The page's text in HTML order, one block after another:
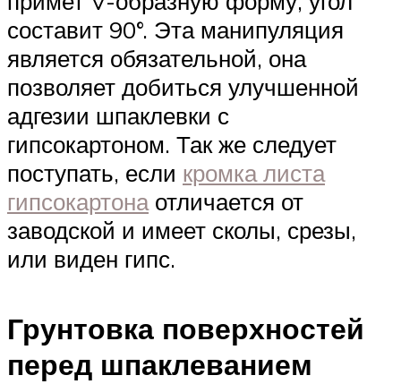
составит 90°. Эта манипуляция
является обязательной, она
позволяет добиться улучшенной
адгезии шпаклевки с
гипсокартоном. Так же следует
поступать, если кромка листа
гипсокартонаотличается от
заводской и имеет сколы, срезы,
или виден гипс.
Грунтовка поверхностей
перед шпаклеванием